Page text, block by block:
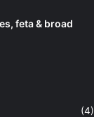
feta & broad
(4)